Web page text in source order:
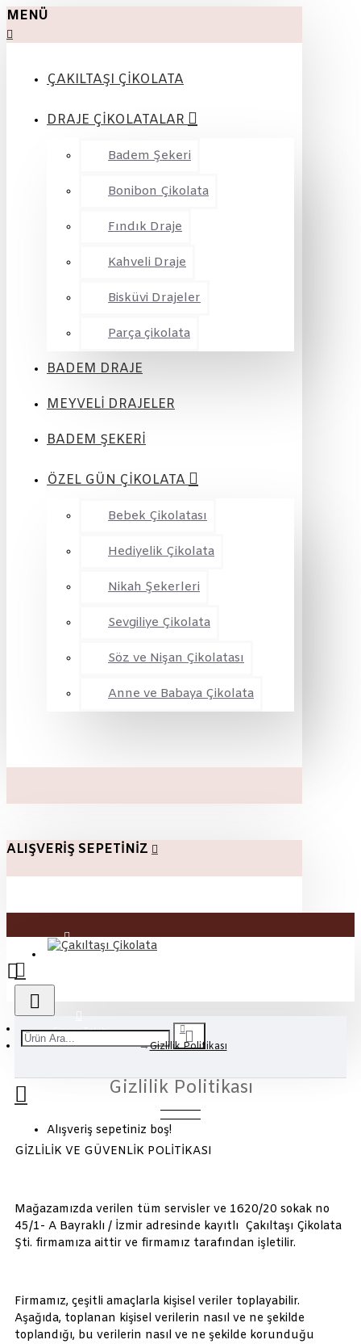
MENÜ
ÇAKILTAŞI ÇİKOLATA
DRAJE ÇİKOLATALAR
Badem Şekeri
Bonibon Çikolata
Fındık Draje
Kahveli Draje
Bisküvi Drajeler
Parça çikolata
BADEM DRAJE
MEYVELİ DRAJELER
BADEM ŞEKERİ
ÖZEL GÜN ÇİKOLATA
Bebek Çikolatası
Hediyelik Çikolata
Nikah Şekerleri
Sevgiliye Çikolata
Söz ve Nişan Çikolatası
Anne ve Babaya Çikolata
ALIŞVERIŞ SEPETINIZ
Üye Girişi
Sipariş Takibi
Alışveriş sepetiniz boş!
Gizlilik Politikası
Gizlilik Politikası
GİZLİLİK VE GÜVENLİK POLİTİKASI
Mağazamızda verilen tüm servisler ve 1620/20 sokak no
45/1- A Bayraklı / İzmir adresinde kayıtlı Çakıltaşı Çikolata
Şti. firmamıza aittir ve firmamız tarafından işletilir.
Firmamız, çeşitli amaçlarla kişisel veriler toplayabilir.
Aşağıda, toplanan kişisel verilerin nasıl ve ne şekilde
toplandığı, bu verilerin nasıl ve ne şekilde korunduğu